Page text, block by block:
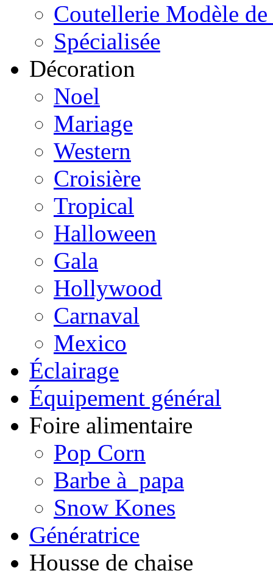
Coutellerie Modèle de
Spécialisée
Décoration
Noel
Mariage
Western
Croisière
Tropical
Halloween
Gala
Hollywood
Carnaval
Mexico
Éclairage
Équipement général
Foire alimentaire
Pop Corn
Barbe à papa
Snow Kones
Génératrice
Housse de chaise